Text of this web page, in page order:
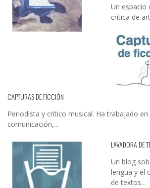
Un espacio
crítica de
CAPTURAS DE FICCIÓN
Periodista y crítico musical. Ha trabajado
comunicación,...
LAVADORA DE
Un blog
lengua y el
de textos…